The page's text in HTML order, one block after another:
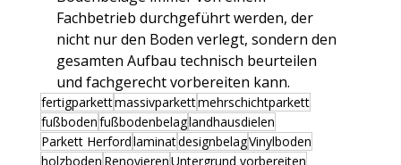
Fachbetrieb durchgeführt werden, der
nicht nur den Boden verlegt, sondern den
gesamten Aufbau technisch beurteilen
und fachgerecht vorbereiten kann.
fertigparkettmassivparkettmehrschichtparkett
fußbodenfußbodenbelaglandhausdielen
Parkett HerfordlaminatdesignbelagVinylboden
holzboden RenovierenUntergrund vorbereiten